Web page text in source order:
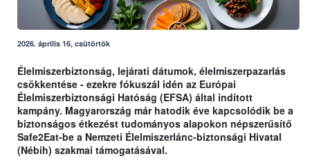
2026. április 16, csütörtök
Élelmiszerbiztonság, lejárati dátumok, élelmiszerpazarlás
csökkentése - ezekre fókuszál idén az Európai
Élelmiszerbiztonsági Hatóság (EFSA) által indított
kampány. Magyarország már hatodik éve kapcsolódik be a
biztonságos étkezést tudományos alapokon népszerűsítő
Safe2Eat-be a Nemzeti Élelmiszerlánc-biztonsági Hivatal
(Nébih) szakmai támogatásával.